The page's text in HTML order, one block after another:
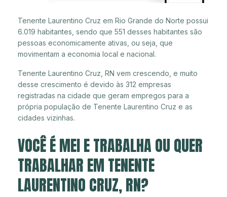
Tenente Laurentino Cruz em Rio Grande do Norte possui
6.019 habitantes, sendo que 551 desses habitantes são
pessoas economicamente ativas, ou seja, que
movimentam a economia local e nacional.
Tenente Laurentino Cruz, RN vem crescendo, e muito
desse crescimento é devido às 312 empresas
registradas na cidade que geram empregos para a
própria população de Tenente Laurentino Cruz e as
cidades vizinhas.
VOCÊ É MEI E TRABALHA OU QUER
TRABALHAR EM TENENTE
LAURENTINO CRUZ, RN?